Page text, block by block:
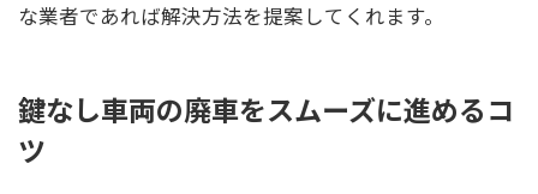
な業者であれば解決方法を提案してくれます。
鍵なし車両の廃車をスムーズに進めるコ
ツ